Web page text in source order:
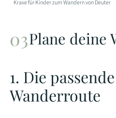
Kraxe für Kinder zum Wandern von Deuter
Plane deine
1. Die passende
Wanderroute